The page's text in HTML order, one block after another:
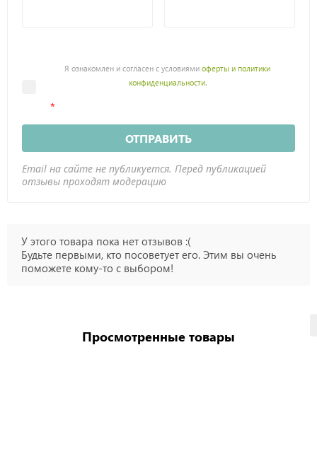
Я ознакомлен и согласен с условиямиоферты и политики
конфиденциальности.
ОТПРАВИТЬ
Email на сайте не публикуется. Перед публикацией
отзывы проходят модерацию
У этого товара пока нет отзывов :(
Будьте первыми, кто посоветует его. Этим вы очень
поможете кому-то с выбором!
Просмотренные товары